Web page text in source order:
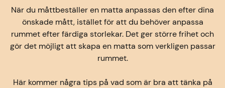
När du måttbeställer en matta anpassas den efter dina
önskade mått, istället för att du behöver anpassa
rummet efter färdiga storlekar. Det ger större frihet och
gör det möjligt att skapa en matta som verkligen passar
rummet.
Här kommer några tips på vad som är bra att tänka på